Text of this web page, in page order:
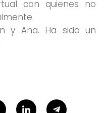
con quienes no
y Ana. Ha sido un